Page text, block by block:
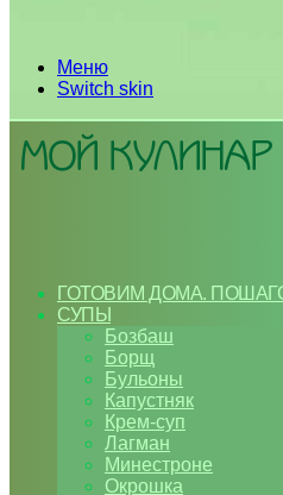
Меню
Switch skin
ГОТОВИМ ДОМА.
СУПЫ
Бозбаш
Борщ
Бульоны
Капустняк
Крем-суп
Лагман
Минестроне
Окрошка